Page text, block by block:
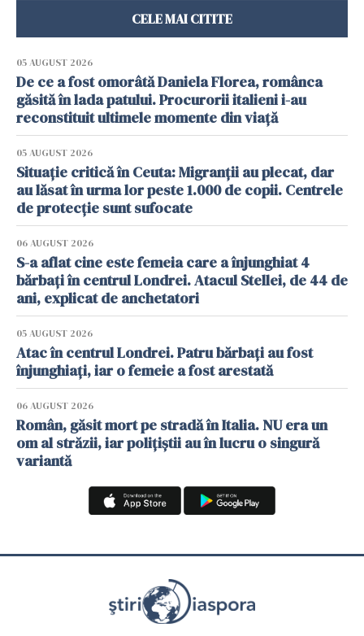
CELE MAI CITITE
05 AUGUST 2026
De ce a fost omorâtă Daniela Florea, românca
găsită în lada patului. Procurorii italieni i-au
reconstituit ultimele momente din viață
05 AUGUST 2026
Situație critică în Ceuta: Migranții au plecat, dar
au lăsat în urma lor peste 1.000 de copii. Centrele
de protecție sunt sufocate
06 AUGUST 2026
S-a aflat cine este femeia care a înjunghiat 4
bărbați în centrul Londrei. Atacul Stellei, de 44 de
ani, explicat de anchetatori
05 AUGUST 2026
Atac în centrul Londrei. Patru bărbați au fost
înjunghiați, iar o femeie a fost arestată
06 AUGUST 2026
Român, găsit mort pe stradă în Italia. NU era un
om al străzii, iar polițiștii au în lucru o singură
variantă